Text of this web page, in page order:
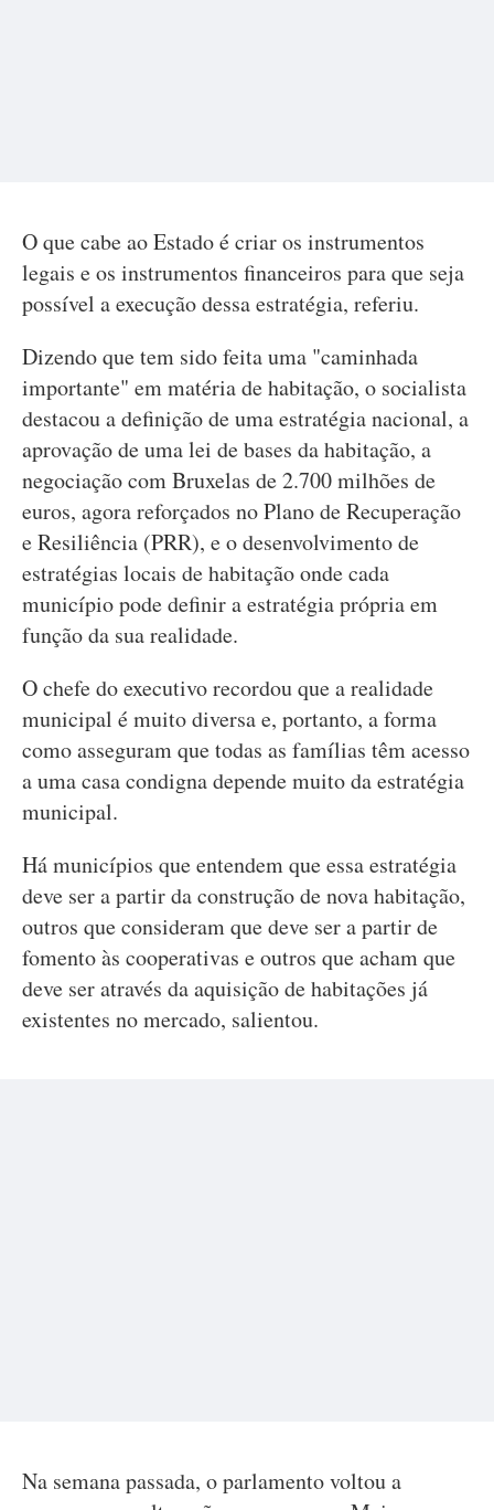
O que cabe ao Estado é criar os instrumentos
legais e os instrumentos financeiros para que seja
possível a execução dessa estratégia, referiu.
Dizendo que tem sido feita uma "caminhada
importante" em matéria de habitação, o socialista
destacou a definição de uma estratégia nacional, a
aprovação de uma lei de bases da habitação, a
negociação com Bruxelas de 2.700 milhões de
euros, agora reforçados no Plano de Recuperação
e Resiliência (PRR), e o desenvolvimento de
estratégias locais de habitação onde cada
município pode definir a estratégia própria em
função da sua realidade.
O chefe do executivo recordou que a realidade
municipal é muito diversa e, portanto, a forma
como asseguram que todas as famílias têm acesso
a uma casa condigna depende muito da estratégia
municipal.
Há municípios que entendem que essa estratégia
deve ser a partir da construção de nova habitação,
outros que consideram que deve ser a partir de
fomento às cooperativas e outros que acham que
deve ser através da aquisição de habitações já
existentes no mercado, salientou.
Na semana passada, o parlamento voltou a